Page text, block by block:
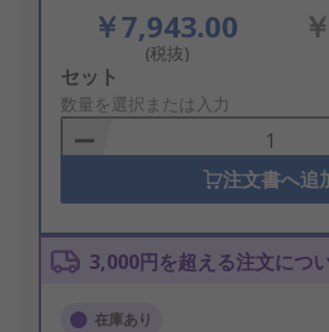
￥7,943.00
(税抜)
Add
to
Basket
セット
数量を選択または入力
注文書へ追
3,000円を超える注文につ
在庫あり